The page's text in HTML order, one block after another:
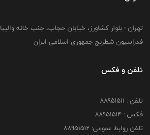
فدراسیون شطرنج جمهوری اسلامی ایران
تلفن و فکس
تلفن : 88951511
فکس : 88951514
تلفن روابط عمومی: 88951512